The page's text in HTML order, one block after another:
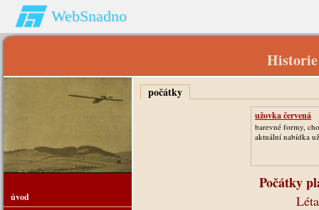
WebSnadno
úvod
počátky
užovka červená
barevné formy,
aktuální nabídka
Počátky